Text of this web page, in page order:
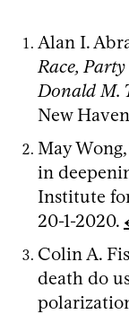
Alan I.
Race,
Donald M.
New
May
in
Institute
20-1-2020.
Colin A.
death do